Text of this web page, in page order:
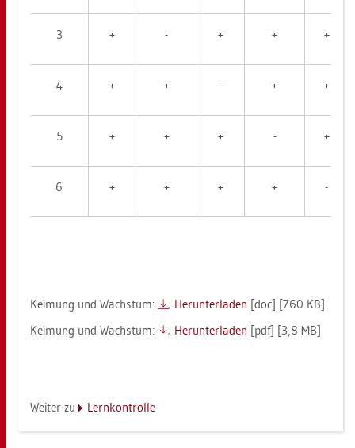
3 + - + + +
4 + + - + +
5 + + + - +
6 + + + + -
Kei­mung und Wachs­tum: Her­un­ter­la­den [doc] [760 KB]
Kei­mung und Wachs­tum:
Her­un­ter­la­den [pdf] [3,8 MB]
Wei­ter zu Lern­kon­trol­le